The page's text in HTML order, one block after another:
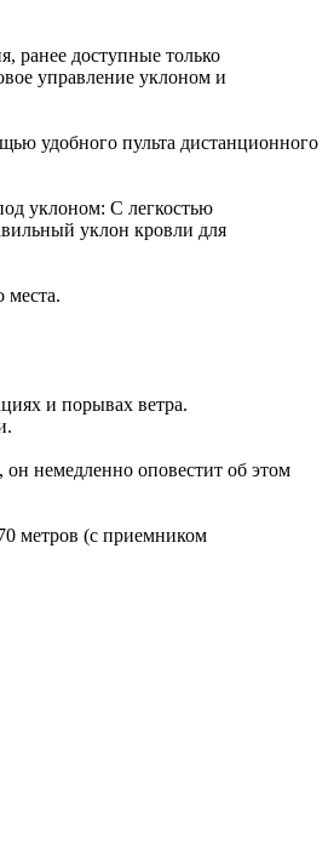
ранее доступные только
управление уклоном и
удобного пульта дистанционного
уклоном: С легкостью
уклон кровли для
места.
и порывах ветра.
немедленно оповестит об этом
метров (с приемником